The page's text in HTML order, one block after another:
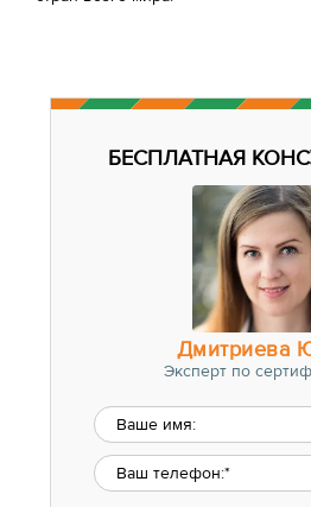
БЕСПЛАТНАЯ
Дмитриева
Эксперт по